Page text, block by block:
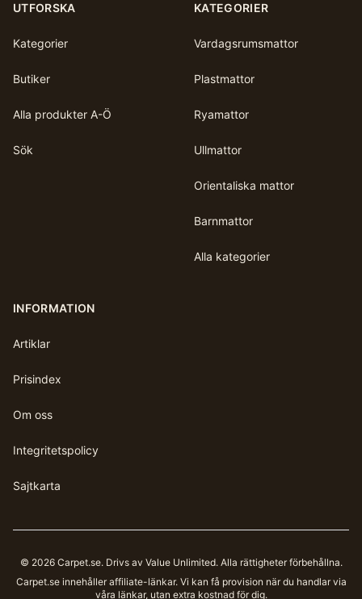
UTFORSKA
Kategorier
Butiker
Alla produkter A-Ö
Sök
KATEGORIER
Vardagsrumsmattor
Plastmattor
Ryamattor
Ullmattor
Orientaliska mattor
Barnmattor
Alla kategorier
INFORMATION
Artiklar
Prisindex
Om oss
Integritetspolicy
Sajtkarta
© 2026 Carpet.se. Drivs av Value Unlimited. Alla rättigheter förbehållna.
Carpet.seinnehåller affiliate-länkar. Vi kan få provision när du handlar via
våra länkar, utan extra kostnad för dig.